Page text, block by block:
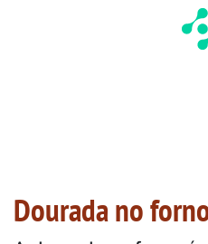
Dourada no